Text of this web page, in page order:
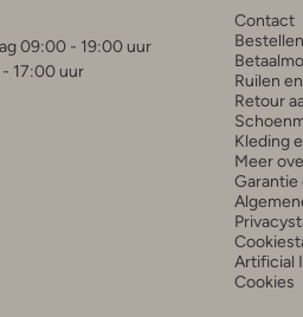
09:00 - 19:00 uur
17:00 uur
Contact
Ruilen
Retour
Kleding
Meer
Garantie
Artificial
Cookies